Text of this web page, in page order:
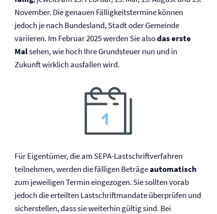
November. Die genauen Fälligkeitstermine können
jedoch je nach Bundesland, Stadt oder Gemeinde
variieren. Im Februar 2025 werden Sie alsodas erste
Malsehen, wie hoch Ihre Grundsteuer nun und in
Zukunft wirklich ausfallen wird.
Für Eigentümer, die am SEPA-Lastschriftverfahren
teilnehmen, werden die fälligen Beträgeautomatisch
zum jeweiligen Termin eingezogen. Sie sollten vorab
jedoch die erteilten Lastschriftmandate überprüfen und
sicherstellen, dass sie weiterhin gültig sind. Bei